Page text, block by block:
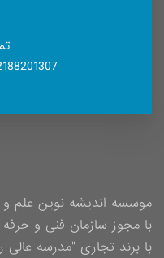
02188201307 و
موسسه اندیشه نوین علم و
با مجوز سازمان فنی و
با برند تجاری "مدرسه عالی